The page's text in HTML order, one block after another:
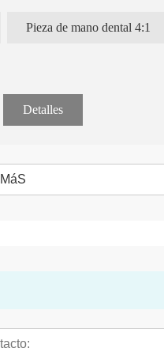
diferentes:
y movimiento alternativo.
Pieza de mano dental 4:1
Detalles